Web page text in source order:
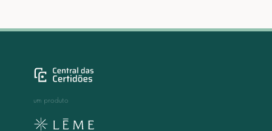
um produto